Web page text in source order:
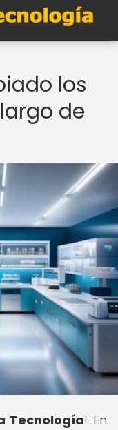
los
de
Tecnología! En